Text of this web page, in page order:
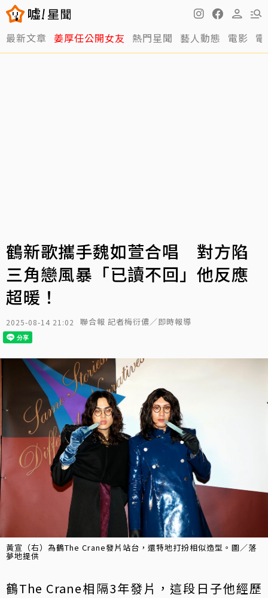
最新文章 姜厚任公開女友 熱門星聞 藝人動態 電影
鶴新歌攜手魏如萱合唱 對方陷
三角戀風暴「已讀不回」他反應
超暖！
2025-08-14 21:02 聯合報 記者梅衍儂／即時報導
黃宣（右）為鶴The Crane發片站台，還特地打扮相似造型。圖／落
夢地提供
鶴The Crane相隔3年發片，這段日子他經歷